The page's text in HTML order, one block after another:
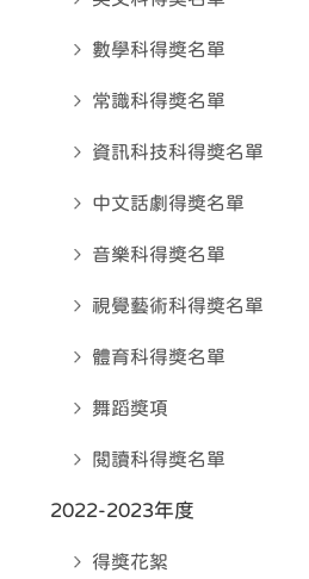
數學科得奬名單
常識科得奬名單
資訊科技科得奬名單
中文話劇得奬名單
音樂科得奬名單
視覺藝術科得奬名單
體育科得奬名單
舞蹈獎項
閱讀科得獎名單
2022-2023年度
得獎花絮